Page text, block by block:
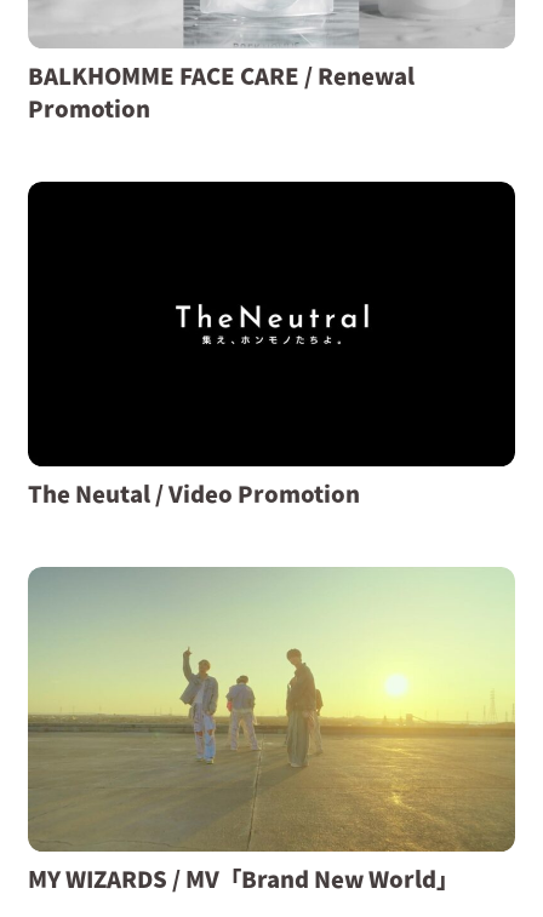
BALKHOMME FACE CARE / Renewal
Promotion
The Neutal / Video Promotion
MY WIZARDS / MV「Brand New World」